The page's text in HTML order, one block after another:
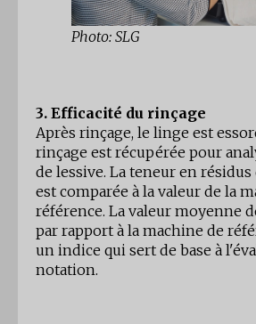
Photo: SLG
3. Efficacité du rinçage
Après rinçage, le linge est
rinçage est récupérée pour
de lessive. La teneur en
est comparée à la valeur de la
référence. La valeur moyenne
par rapport à la machine de
un indice qui sert de base à
notation.